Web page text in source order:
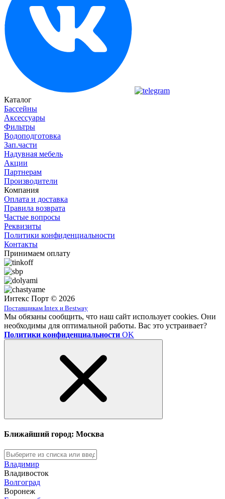
Каталог
Бассейны
Аксессуары
Фильтры
Водоподготовка
Зап.части
Надувная мебель
Акции
Партнерам
Производители
Компания
Оплата и доставка
Правила возврата
Частые вопросы
Реквизиты
Политики конфиденциальности
Контакты
Принимаем оплату
Интекс Порт © 2026
Поставщикам Intex и Bestway
Мы обязаны сообщить, что наш сайт использует cookies. Они
необходимы для оптимальной работы. Вас это устраивает?
Политики конфиденциальности OK
Ближайший город: Москва
Владимир
Владивосток
Волгоград
Воронеж